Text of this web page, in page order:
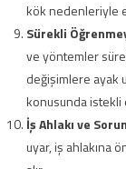
kök nedenleriyle
Sürekli
ve yöntemler
değişimlere ayak
konusunda istekli
İş Ahlakı ve
uyar, iş ahlakına